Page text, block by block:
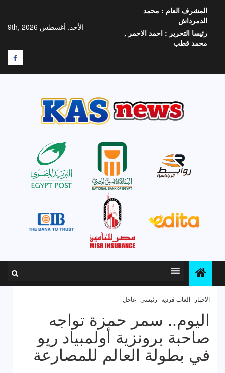
المحتوى
الأحد. أغسطس 9th, 2026
المشرف العام : محمد
الدمرداش
رئيسا التحرير : احمد الاحمر ,
محمد قطب
F
الاخبار العاب فردية رئيسى عاجل
اليوم.. سمر حمزة تواجه
صاحبة برونزية أولمبياد ريو
في بطولة العالم للمصارعة